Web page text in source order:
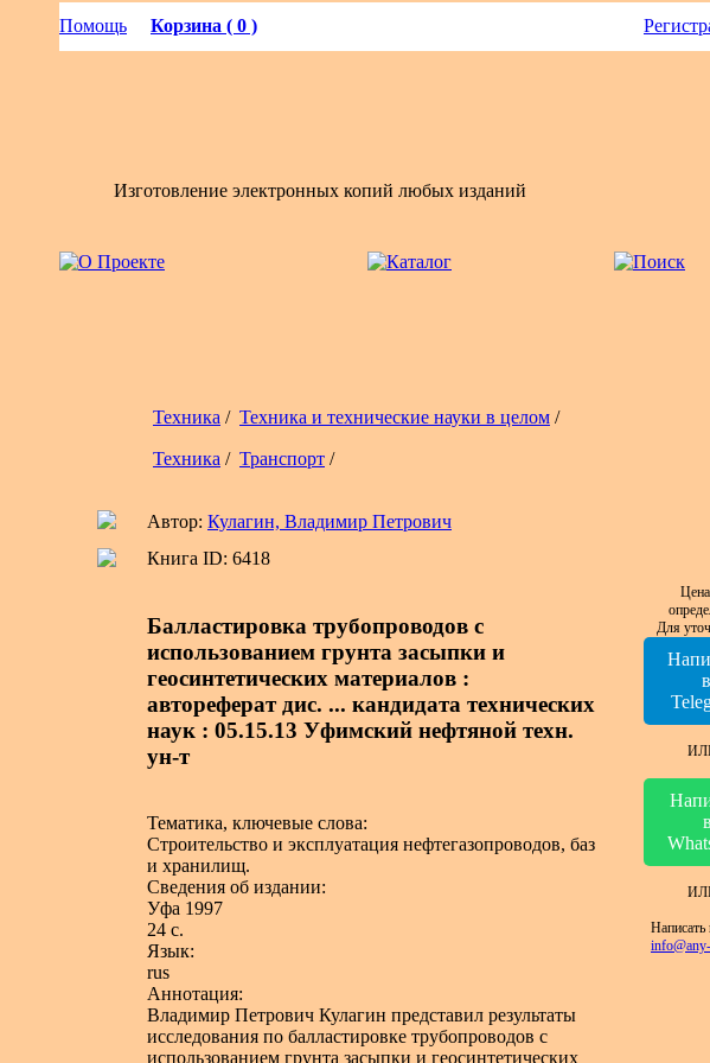
Помощь Корзина ( 0 )
Изготовление электронных копий любых изданий
Техника / Техника и технические науки в целом /
Техника / Транспорт /
Автор: Кулагин, Владимир Петрович
Книга ID: 6418
Балластировка трубопроводов с
использованием грунта засыпки и
геосинтетических материалов :
автореферат дис. ... кандидата технических
наук : 05.15.13 Уфимский нефтяной техн.
ун-т
Тематика, ключевые слова:
Строительство и эксплуатация нефтегазопроводов, баз
и хранилищ.
Сведения об издании:
Уфа 1997
24 с.
Язык:
rus
Аннотация:
Владимир Петрович Кулагин представил результаты
исследования по балластировке трубопроводов с
использованием грунта засыпки и геосинтетических
Для
в
в
Написать